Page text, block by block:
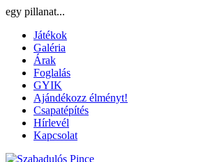
egy pillanat...
Játékok
Galéria
Árak
Foglalás
GYIK
Ajándékozz élményt!
Csapatépítés
Hírlevél
Kapcsolat